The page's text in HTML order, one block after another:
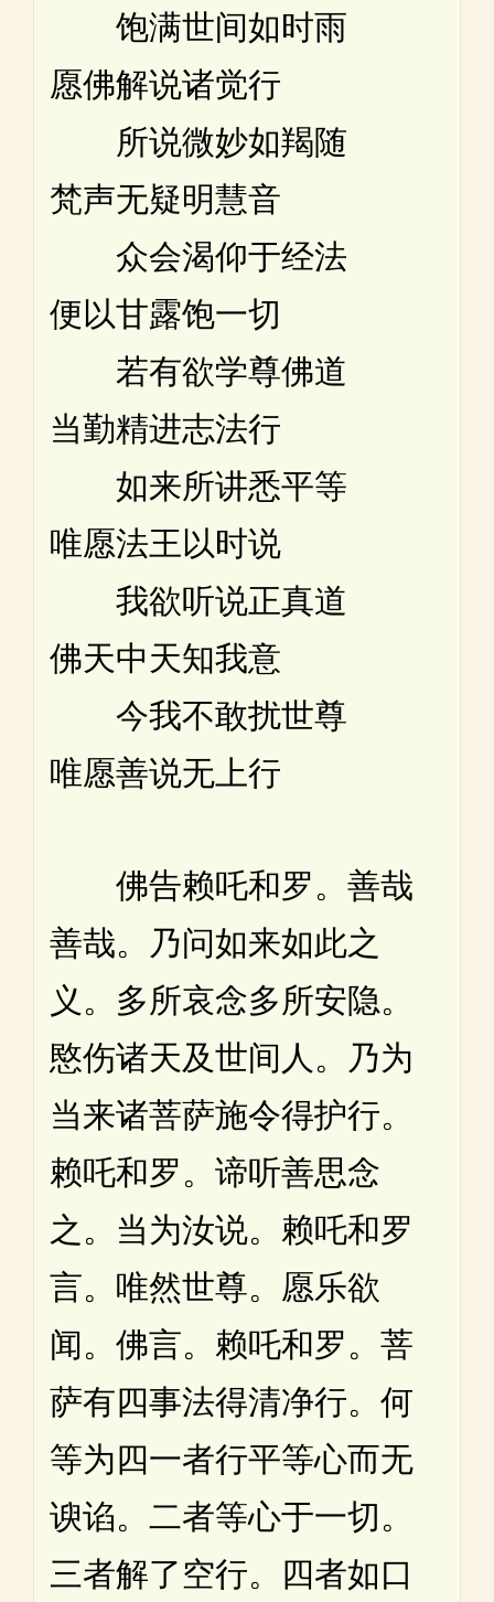
饱满世间如时雨
愿佛解说诸觉行
所说微妙如羯随
梵声无疑明慧音
众会渴仰于经法
便以甘露饱一切
若有欲学尊佛道
当勤精进志法行
如来所讲悉平等
唯愿法王以时说
我欲听说正真道
佛天中天知我意
今我不敢扰世尊
唯愿善说无上行
佛告赖吒和罗。善哉
善哉。乃问如来如此之
义。多所哀念多所安隐。
愍伤诸天及世间人。乃为
当来诸菩萨施令得护行。
赖吒和罗。谛听善思念
之。当为汝说。赖吒和罗
言。唯然世尊。愿乐欲
闻。佛言。赖吒和罗。菩
萨有四事法得清净行。何
等为四一者行平等心而无
谀谄。二者等心于一切。
三者解了空行。四者如口